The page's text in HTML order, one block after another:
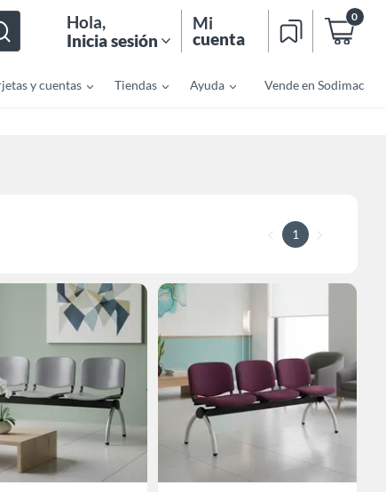
Hola,
Inicia sesión
Mi
cuenta
0
y cuentas Tiendas Ayuda Vende en Sodimac
1